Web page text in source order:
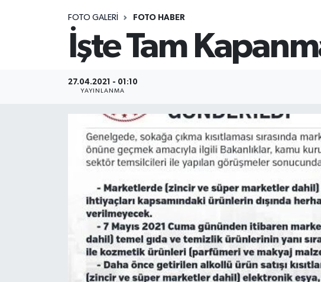
FOTO GALERI FOTO HABER
İşte Tam
27.04.2021 - 01:10
YAYINLANMA
Sinema